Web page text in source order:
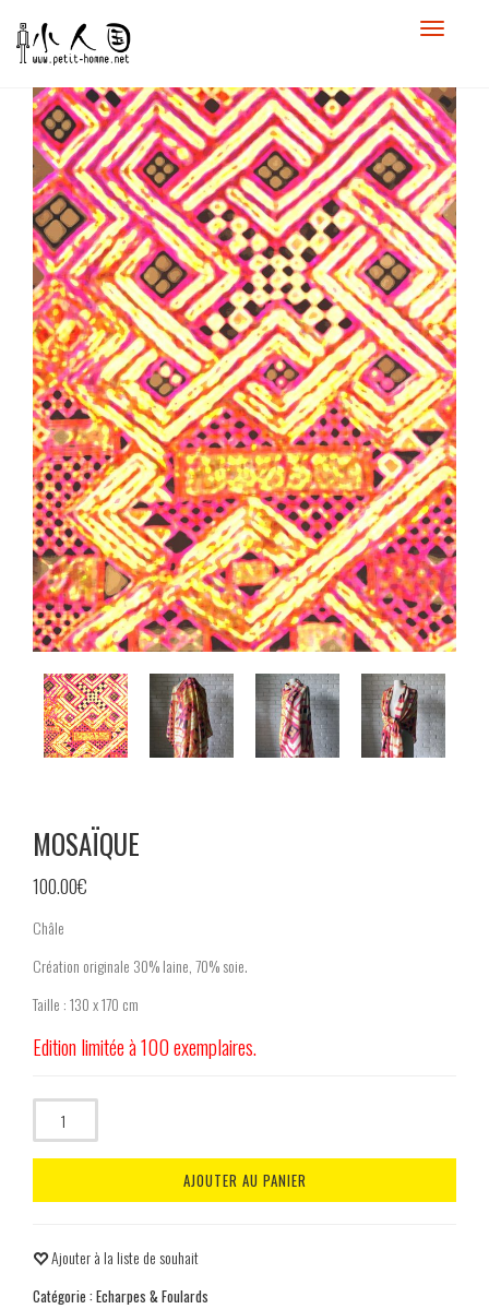
MOSAÏQUE
100.00€
Châle
Création originale 30% laine, 70% soie.
Taille : 130 x 170 cm
Edition limitée à 100 exemplaires.
Quantité
AJOUTER AU PANIER
Ajouter à la liste de souhait
Catégorie : Echarpes & Foulards